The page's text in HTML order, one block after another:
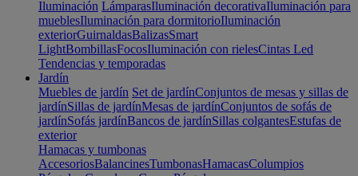
Iluminación LámparasIluminación decorativaIluminación para
mueblesIluminación para dormitorioIluminación
exteriorGuirnaldasBalizasSmart
LightBombillasFocosIluminación con rielesCintas Led
Tendencias y temporadas
Jardín
Muebles de jardín Set de jardínConjuntos de mesas y sillas de
jardínSillas de jardínMesas de jardínConjuntos de sofás de
jardínSofás jardínBancos de jardínSillas colgantesEstufas de
exterior
Hamacas y tumbonas
AccesoriosBalancinesTumbonasHamacasColumpios